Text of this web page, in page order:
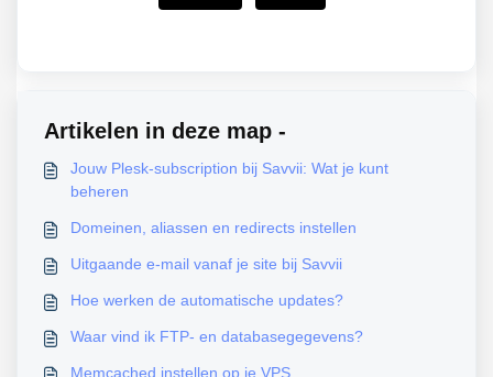
Artikelen in deze map -
Jouw Plesk-subscription bij Savvii: Wat je kunt
beheren
Domeinen, aliassen en redirects instellen
Uitgaande e-mail vanaf je site bij Savvii
Hoe werken de automatische updates?
Waar vind ik FTP- en databasegegevens?
Memcached instellen op je VPS